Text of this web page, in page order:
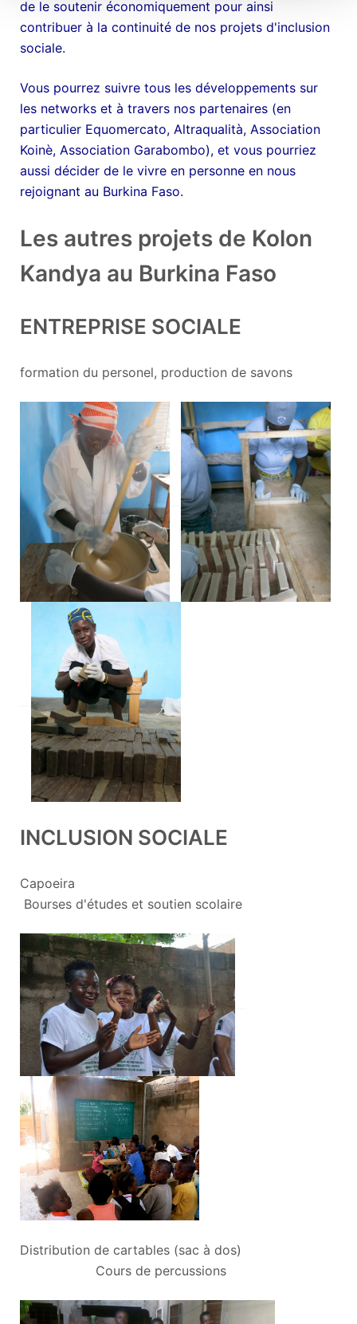
de le soutenir économiquement pour ainsi
contribuer à la continuité de nos projets d'inclusion
sociale.
Vous pourrez suivre tous les développements sur
les networks et à travers nos partenaires (en
particulier Equomercato, Altraqualità, Association
Koinè, Association Garabombo), et vous pourriez
aussi décider de le vivre en personne en nous
rejoignant au Burkina Faso.
Les autres projets de Kolon
Kandya au Burkina Faso
ENTREPRISE SOCIALE
formation du personel, production de savons
INCLUSION SOCIALE
Capoeira
Bourses d'études et soutien scolaire
Distribution de cartables (sac à dos)
Cours de percussions